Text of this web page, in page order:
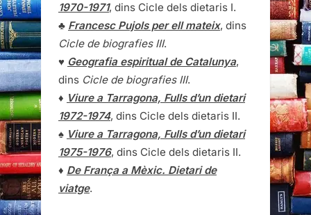
1970-1971, dins Cicle dels dietaris I.
♣ Francesc Pujols per ell mateix, dins
Cicle de biografies III.
♥ Geografia espiritual de Catalunya,
dins Cicle de biografies III.
♦ Viure a Tarragona, Fulls d’un dietari
1972-1974, dins Cicle dels dietaris II.
♠ Viure a Tarragona, Fulls d’un dietari
1975-1976, dins Cicle dels dietaris II.
♦ De França a Mèxic. Dietari de
viatge.